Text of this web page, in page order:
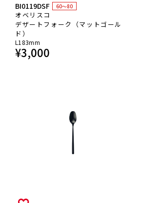
BI0119DSF 60～80
オベリスコ
デザートフォーク（マットゴール
ド）
L183mm
¥3,000